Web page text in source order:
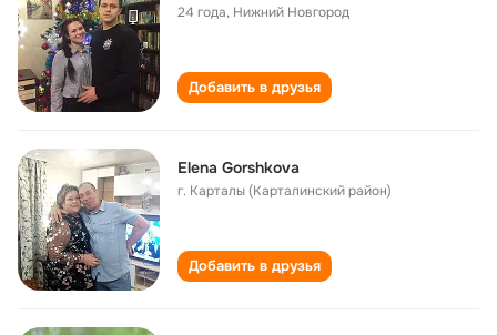
24 года, Нижний Новгород
Добавить в друзья
Elena Gorshkova
г. Карталы (Карталинский район)
Добавить в друзья